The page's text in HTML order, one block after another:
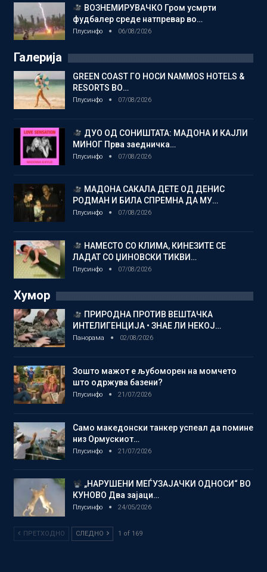
ВОЗНЕМИРУВАЧКО Гром усмрти
фудбалер среде натпревар во…
Плусинфо 06/08/2026
Галерија
GREEN COAST ГО НОСИ NAMMOS HOTELS &
RESORTS ВО…
Плусинфо 07/08/2026
ДУО ОД СОНИШТАТА: МАДОНА И КАЈЛИ
МИНОГ Прва заедничка…
Плусинфо 07/08/2026
МАДОНА САКАЛА ДЕТЕ ОД ДЕНИС
РОДМАН И БИЛА СПРЕМНА ДА МУ…
Плусинфо 07/08/2026
НАМЕСТО СО КЛИМА, КИНЕЗИТЕ СЕ
ЛАДАТ СО ЏИНОВСКИ ТИКВИ…
Плусинфо 07/08/2026
Хумор
ПРИРОДНА ПРОТИВ ВЕШТАЧКА
ИНТЕЛИГЕНЦИЈА • ЗНАЕ ЛИ НЕКОЈ…
Панорама 02/08/2026
Зошто мажот е љубоморен на момчето
што одржува базени?
Плусинфо 21/07/2026
Само македонски танкер успеал да помине
низ Ормускиот…
Плусинфо 21/07/2026
„НАРУШЕНИ МЕЃУЗАЈАЧКИ ОДНОСИ“ ВО
КУНОВО Два зајаци…
Плусинфо 24/05/2026
ПРЕТХОДНО СЛЕДНО 1 of 169